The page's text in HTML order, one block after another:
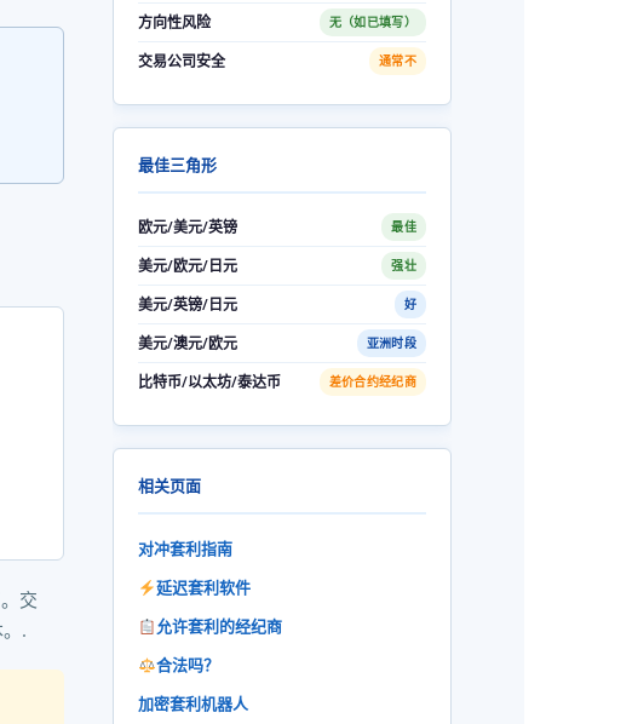
交
.
方向性风险 无（如已填写）
交易公司安全 通常不
最佳三角形
欧元/美元/英镑 最佳
美元/欧元/日元 强壮
美元/英镑/日元 好
美元/澳元/欧元 亚洲时段
比特币/以太坊/泰达币 差价合约经纪商
相关页面
对冲套利指南
延迟套利软件
允许套利的经纪商
合法吗？
加密套利机器人